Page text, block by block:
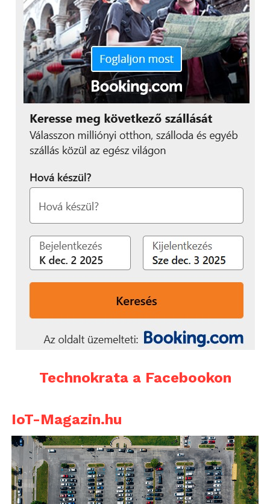
Technokrata a Facebookon
IoT-Magazin.hu